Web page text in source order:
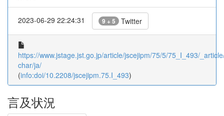
2023-06-29 22:24:31 9 + 5 Twitter
https://www.jstage.jst.go.jp/article/jscejipm/75/5/75_I_493/
char/ja/
(info:doi/10.2208/jscejipm.75.I_493)
言及状況